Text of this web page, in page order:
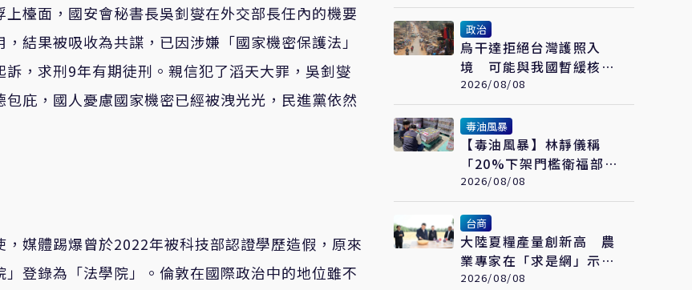
檯面，國安會秘書長吳釗燮在外交部長任內的機要
結果被吸收為共諜，已因涉嫌「國家機密保護法」
，求刑9年有期徒刑。親信犯了滔天大罪，吳釗燮
庇，國人憂慮國家機密已經被洩光光，民進黨依然
媒體踢爆曾於2022年被科技部認證學歷造假，原來
登錄為「法學院」。倫敦在國際政治中的地位雖不
政治
烏干達拒絕台灣護照入
境 可能與我國暫緩核發
簽證有關
2026/08/08
毒油風暴
【毒油風暴】林靜儀稱
「20%下架門檻衛福部負
責」 蔣萬安：政院沒人
要負責？
2026/08/08
台商
大陸夏糧產量創新高 農
業專家在「求是網」示
警：糧食緊張會長期存在
2026/08/08